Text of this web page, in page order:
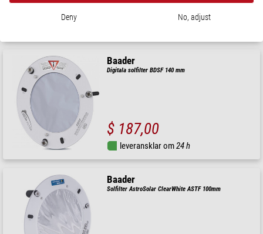
Baader
Digitala solfilter BDSF 140 mm
$ 187,00
leveransklar om24 h
Baader
Solfilter AstroSolar ClearWhite ASTF 100mm
Deny No, adjust